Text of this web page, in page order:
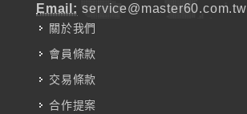
Email: service@master60.com.tw
關於我們
會員條款
交易條款
合作提案